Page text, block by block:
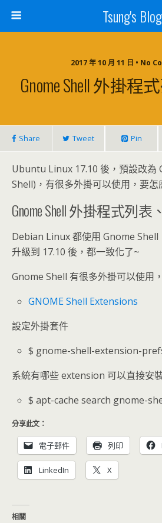
Tsung's Blog
2017 年 10 月 11 日 • No
Gnome Shell 外掛程
Share Tweet Pin
Ubuntu Linux 17.10 後，預設改為
Shell)，有很多外掛可以使用，要怎
Gnome Shell 外掛程式列表
Debian Linux 都使用 Gnome
升級到 17.10 後，都一致化了~
Gnome Shell 有很多外掛可以使用
GNOME Shell Extensions
設定外掛套件
$ gnome-shell-extension-
系統有哪些 extension 可以直接安
$ apt-cache search gnome-
分享此文：
電子郵件 列印
LinkedIn X
相關